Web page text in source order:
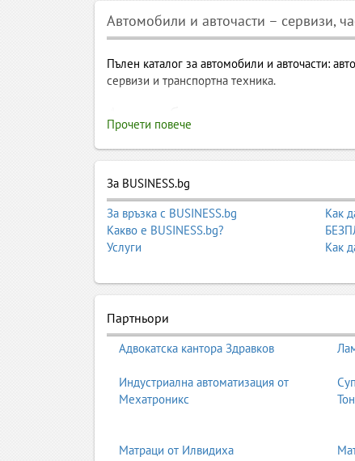
Автомобили и авточасти – сервизи,
Пълен каталог за автомобили и авточасти:
сервизи и транспортна техника.
Автомобили и авточасти –
България
Автомобилният сектор в България е един от
оборудване, транспортна техника,
които обслужват както крайни клиенти, така
ремонт, поддръжка, диагностика,
В Business.bg тази категория служи като
Потребителите могат лесно да открият
1. Авиационна техника
Авиационната техника включва самолети,
гражданската авиация, така и частни
обучение и консултации. Авиационният
Автоаксесоарите включват всичко, което
Прочети повече
За BUSINESS.bg
За връзка с BUSINESS.bg
Какво е BUSINESS.bg?
Услуги
Как
Как
Партньори
Адвокатска кантора Здравков
Индустриална автоматизация от
Мехатроникс
Матраци от Илвидиха